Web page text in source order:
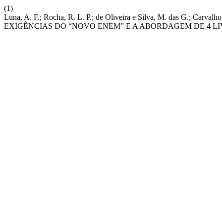
(1)
Luna, A. F.; Rocha, R. L. P.; de Oliveira e Silva, M. das G.;
EXIGÊNCIAS DO “NOVO ENEM” E A ABORDAGEM DE 4